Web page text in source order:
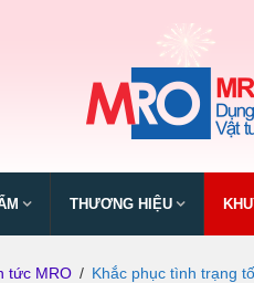
THƯƠNG HIỆU
tức MRO / Khắc phục tình trạng